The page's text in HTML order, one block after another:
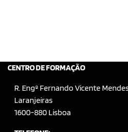
CENTRO DE FORMAÇÃO
R. Engº Fernando Vicente
Laranjeiras
1600-880 Lisboa